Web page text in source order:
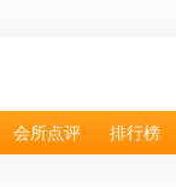
会所点评 排行榜